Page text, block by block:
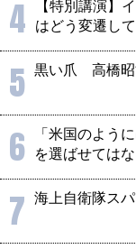
4
【特別講演】
はどう変遷し
5 黒い爪 高橋昭
6
「米国のよう
を選ばせては
7 海上自衛隊ス